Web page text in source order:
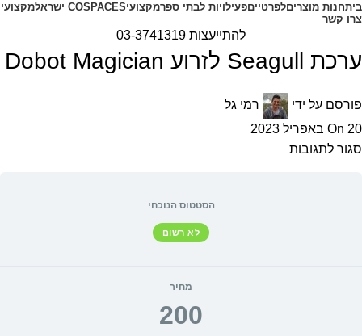
ביתחנות מוצריםלפרטייםפעילויות לבתי ספרמקצועיCOSPACES ישראל
מקצועי
צרו קשר
להתייעצות 03-3741319
ערכת Seagull לזרוע Dobot Magician
פורסם על ידי
רמי גל
On 20 באפריל 2023
סגור לתגובות
הסטטוס הנוכחי
לא רשום
מחיר
200